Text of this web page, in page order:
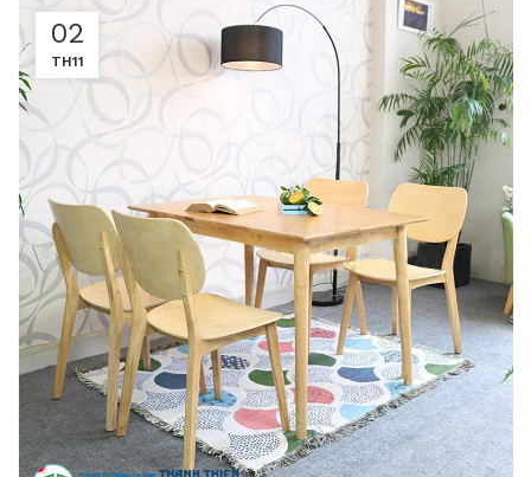
02
TH11